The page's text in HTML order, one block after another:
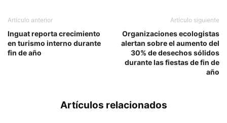
Artículo anterior
Inguat reporta crecimiento
en turismo interno durante
fin de año
Artículo siguiente
Organizaciones ecologistas
alertan sobre el aumento del
30% de desechos sólidos
durante las fiestas de fin de
año
Artículos relacionados